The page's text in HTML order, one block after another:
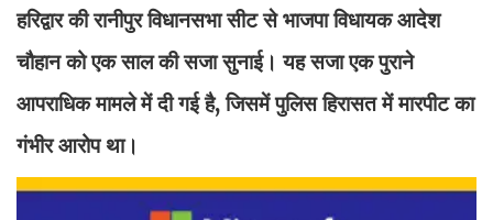
हरिद्वार की रानीपुर विधानसभा सीट से भाजपा विधायक आदेश
चौहान को एक साल की सजा सुनाई। यह सजा एक पुराने
आपराधिक मामले में दी गई है, जिसमें पुलिस हिरासत में मारपीट का
गंभीर आरोप था।